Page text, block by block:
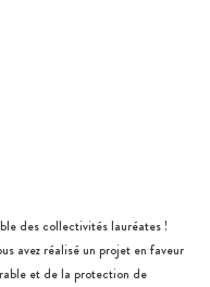
des collectivités lauréates !
avez réalisé un projet en faveur
et de la protection de